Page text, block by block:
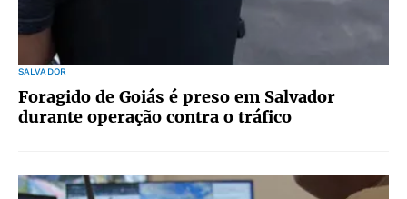
SALVADOR
Foragido de Goiás é preso em Salvador
durante operação contra o tráfico